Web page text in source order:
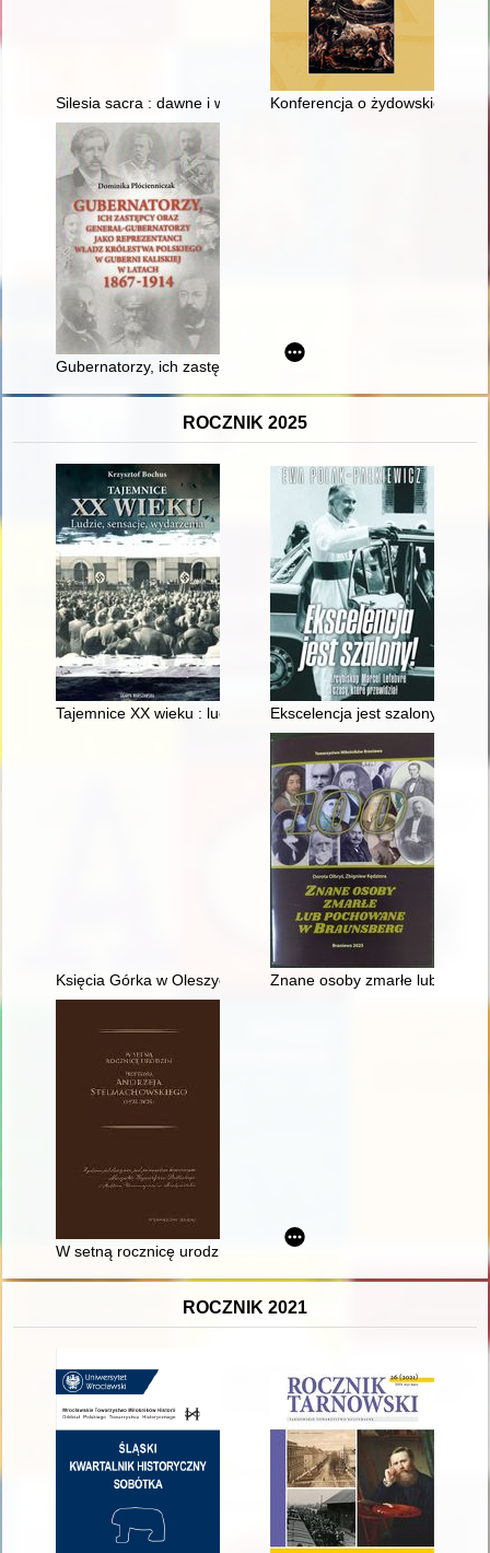
Silesia sacra : dawne i współczesne miejsca pielgrzymkowe
Konferencja o żydowskich
Gubernatorzy, ich zastępcy oraz generał-gubernatorzy jako
ROCZNIK 2025
Tajemnice XX wieku : ludzie, sensacje, wydarzenia : historie
Ekscelencja jest szalony! :
Księcia Górka w Oleszycach : pałac i ludzieZnane osoby zmarłe lub
W setną rocznicę urodzin Profesora Andrzeja
ROCZNIK 2021